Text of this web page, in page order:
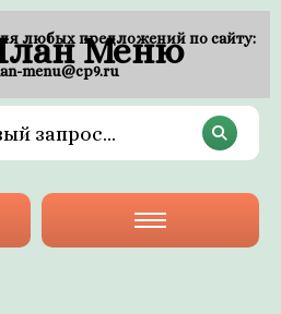
Меню
любых предложений по сайту:
menu@cp9.ru